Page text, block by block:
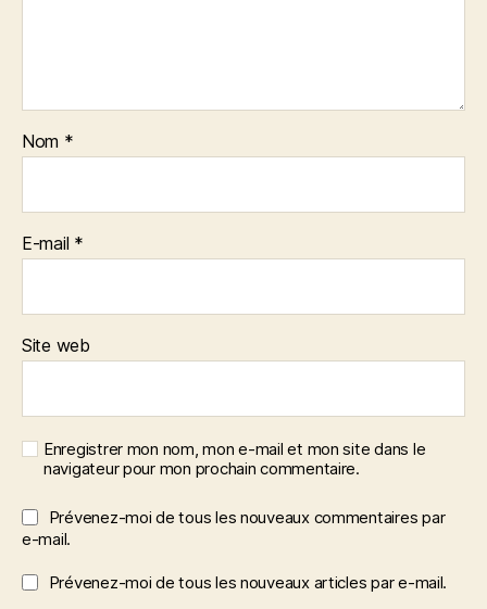
Nom *
E-mail *
Site web
Enregistrer mon nom, mon e-mail et mon site dans le
navigateur pour mon prochain commentaire.
Prévenez-moi de tous les nouveaux commentaires par
e-mail.
Prévenez-moi de tous les nouveaux articles par e-mail.